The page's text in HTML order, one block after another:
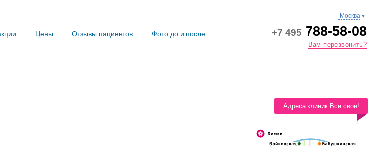
▼
Москва
+7 495 788-58-08
Вам перезвонить?
Цены Отзывы пациентов Фото до и после
Адреса клиник Все свои!